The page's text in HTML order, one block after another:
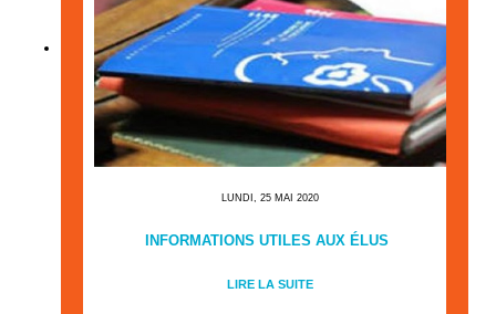
LUNDI, 25 MAI 2020
INFORMATIONS UTILES AUX ÉLUS
LIRE LA SUITE